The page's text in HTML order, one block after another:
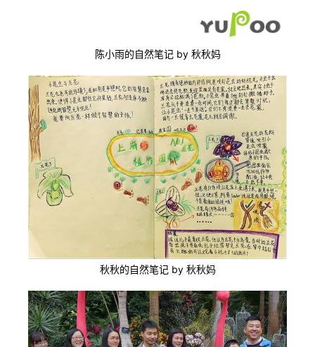
陈小雨的自然笔记 by 秋秋妈
秋秋的自然笔记 by 秋秋妈